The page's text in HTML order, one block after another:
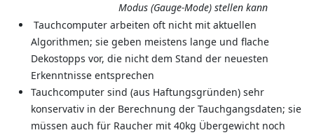
Modus (Gauge-Mode) stellen kann
Tauchcomputer arbeiten oft nicht mit aktuellen
Algorithmen; sie geben meistens lange und flache
Dekostopps vor, die nicht dem Stand der neuesten
Erkenntnisse entsprechen
Tauchcomputer sind (aus Haftungsgründen) sehr
konservativ in der Berechnung der Tauchgangsdaten; sie
müssen auch für Raucher mit 40kg Übergewicht noch